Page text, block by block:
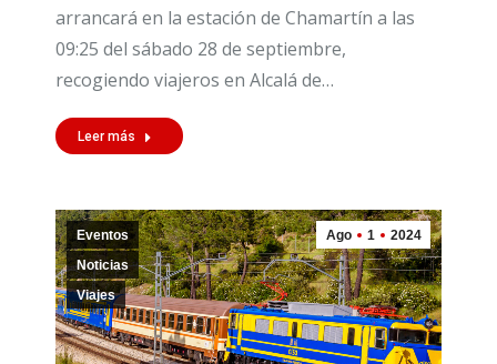
arrancará en la estación de Chamartín a las
09:25 del sábado 28 de septiembre,
recogiendo viajeros en Alcalá de…
Leer más
Ago 1 2024
Eventos
Noticias
Viajes